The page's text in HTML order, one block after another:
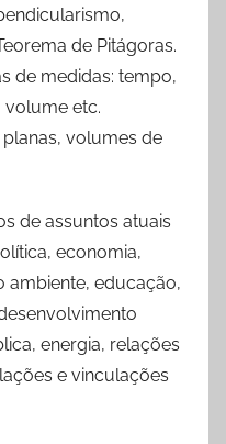
de Pitágoras.
de medidas: tempo,
volume etc.
volumes de
de assuntos atuais
economia,
ambiente, educação,
energia, relações
e vinculações